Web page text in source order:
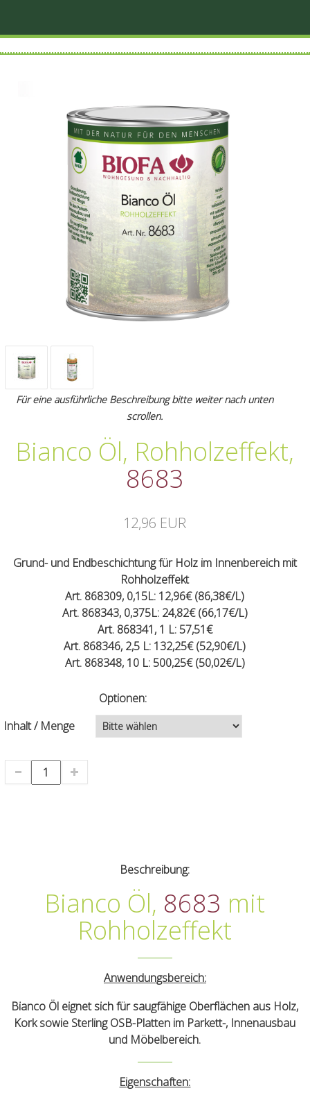
Für eine ausführliche Beschreibung bitte weiter nach unten
scrollen.
Bianco Öl, Rohholzeffekt,
8683
12,96 EUR
Grund- und Endbeschichtung für Holz im Innenbereich mit
Rohholzeffekt
Art. 868309, 0,15L: 12,96€ (86,38€/L)
Art. 868343, 0,375L: 24,82€ (66,17€/L)
Art. 868341, 1 L: 57,51€
Art. 868346, 2,5 L: 132,25€ (52,90€/L)
Art. 868348, 10 L: 500,25€ (50,02€/L)
Optionen:
Inhalt / Menge
Beschreibung:
Bianco Öl, 8683 mit
Rohholzeffekt
Anwendungsbereich:
Bianco Öl eignet sich für saugfähige Oberflächen aus Holz,
Kork sowie Sterling OSB-Platten im Parkett-, Innenausbau
und Möbelbereich.
Eigenschaften: